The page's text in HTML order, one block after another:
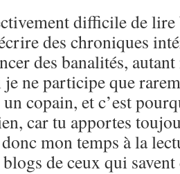
difficile de lire
des chroniques
des banalités,
ne participe que
un copain, et c’est
car tu apportes
mon temps à la
blogs de ceux qui